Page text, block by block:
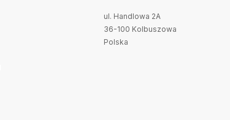
ul. Handlowa 2A
36-100 Kolbuszowa
Polska